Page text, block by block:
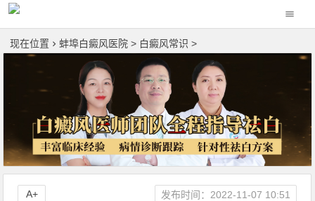
现在位置 蚌埠白癜风医院 > 白癜风常识 >
发布时间：2022-11-07 10:51
A+